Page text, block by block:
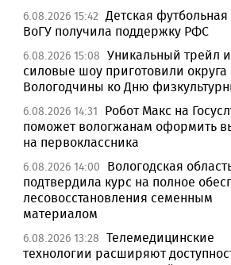
6.08.2026 15:42 Детская футбольная
ВоГУ получила поддержку РФС
6.08.2026 15:08 Уникальный трейл и
силовые шоу приготовили округа
Вологодчины ко Дню
6.08.2026 14:31
Робот Макс на
поможет вологжанам оформить
на первоклассника
6.08.2026 14:00
Вологодская
подтвердила курс на полное
лесовосстановления семенным
материалом
6.08.2026 13:28 Телемедицинские
технологии расширяют